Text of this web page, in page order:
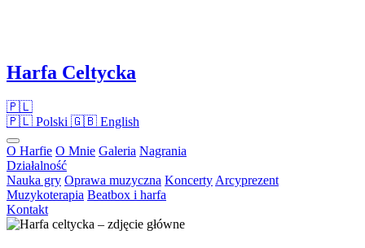
Harfa Celtycka
🇵🇱
🇵🇱 Polski 🇬🇧 English
O Harfie O Mnie Galeria Nagrania
Działalność
Nauka gry Oprawa muzyczna Koncerty Arcyprezent
Muzykoterapia Beatbox i harfa
Kontakt